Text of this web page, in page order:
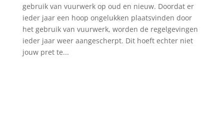
gebruik van vuurwerk op oud en nieuw. Doordat er
ieder jaar een hoop ongelukken plaatsvinden door
het gebruik van vuurwerk, worden de regelgevingen
ieder jaar weer aangescherpt. Dit hoeft echter niet
jouw pret te...